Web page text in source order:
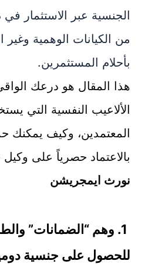
الجنسية عبر الاستثمار
من الكيانات الوهمية وغير
بأحلام المستثمرين.
هذا المقال هو درعك
الألاعيب النفسية التي
المعتمدين، وكيف يمكنك
بالاعتماد حصرياً على
نورث ايمجريشن
1. وهم “الضمانات”
للحصول على جنسية